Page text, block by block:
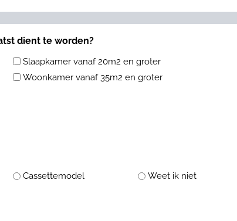
dient te worden?
Slaapkamer vanaf 20m2 en groter
Woonkamer vanaf 35m2 en groter
Cassettemodel Weet ik niet